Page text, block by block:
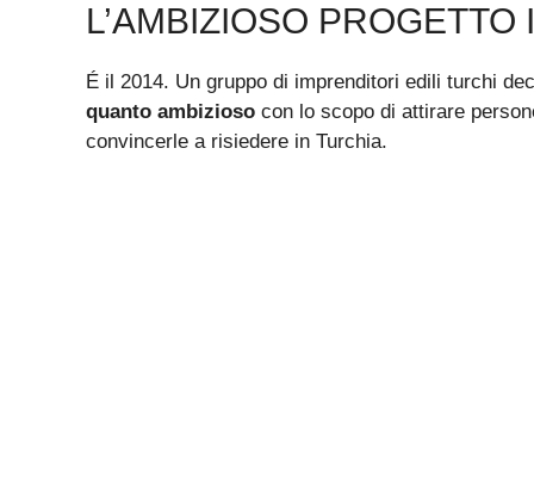
L’AMBIZIOSO
É il 2014. Un gruppo di imprenditori edili turchi
quanto ambizioso con lo scopo di attirare
convincerle a risiedere in Turchia.